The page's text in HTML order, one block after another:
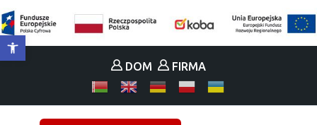
DOM FIRMA
Otwórz pasek narzędzi